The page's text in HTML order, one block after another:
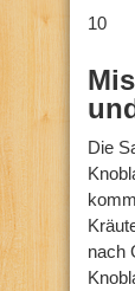
10
Die
nach